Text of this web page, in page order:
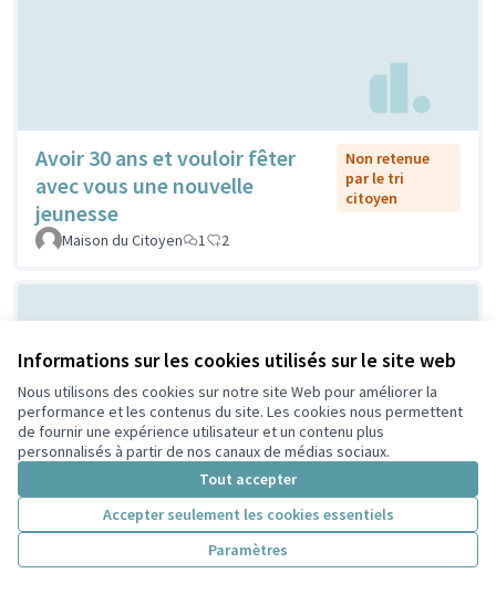
Informations sur les cookies utilisés sur le site web
Nous utilisons des cookies sur notre site Web pour améliorer la
performance et les contenus du site. Les cookies nous permettent
de fournir une expérience utilisateur et un contenu plus
personnalisés à partir de nos canaux de médias sociaux.
Tout accepter
Accepter seulement les cookies essentiels
Paramètres
Avoir 30 ans et vouloir fêter
avec vous une nouvelle
jeunesse
Non retenue
par le tri
citoyen
Maison du Citoyen 1 2
Vilain grand cône de béton ou
atelier de création et
d'expression ...?
par le tri
citoyen
Sylvie Orkisz 2 3